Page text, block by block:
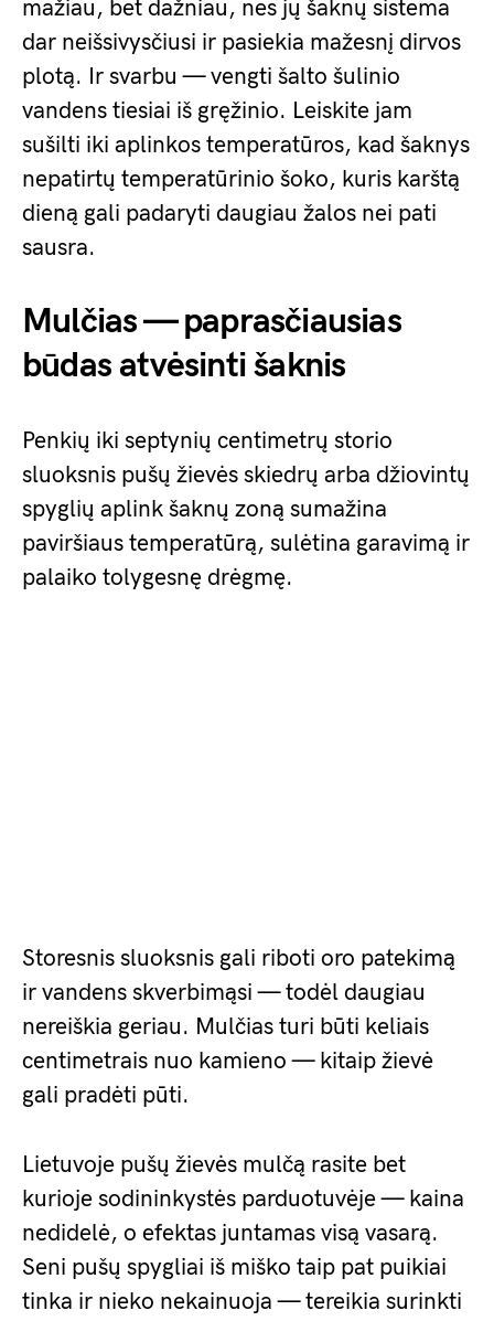
mažiau, bet dažniau, nes jų šaknų sistema
dar neišsivysčiusi ir pasiekia mažesnį dirvos
plotą. Ir svarbu — vengti šalto šulinio
vandens tiesiai iš gręžinio. Leiskite jam
sušilti iki aplinkos temperatūros, kad šaknys
nepatirtų temperatūrinio šoko, kuris karštą
dieną gali padaryti daugiau žalos nei pati
sausra.
Mulčias — paprasčiausias
būdas atvėsinti šaknis
Penkių iki septynių centimetrų storio
sluoksnis pušų žievės skiedrų arba džiovintų
spyglių aplink šaknų zoną sumažina
paviršiaus temperatūrą, sulėtina garavimą ir
palaiko tolygesnę drėgmę.
Storesnis sluoksnis gali riboti oro patekimą
ir vandens skverbimąsi — todėl daugiau
nereiškia geriau. Mulčias turi būti keliais
centimetrais nuo kamieno — kitaip žievė
gali pradėti pūti.
Lietuvoje pušų žievės mulčą rasite bet
kurioje sodininkystės parduotuvėje — kaina
nedidelė, o efektas juntamas visą vasarą.
Seni pušų spygliai iš miško taip pat puikiai
tinka ir nieko nekainuoja — tereikia surinkti